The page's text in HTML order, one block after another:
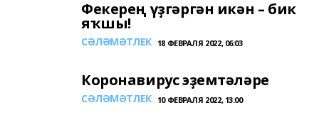
Фекерең үҙгәргән икән – бик
яҡшы!
СӘЛӘМӘТЛЕК 18 ФЕВРАЛЯ 2022, 06:03
Коронавирус эҙемтәләре
СӘЛӘМӘТЛЕК 10 ФЕВРАЛЯ 2022, 13:00